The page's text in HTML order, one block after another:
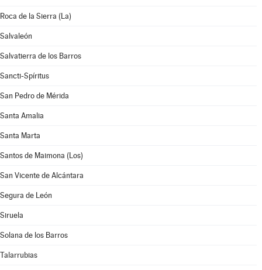
Roca de la Sierra (La)
Salvaleón
Salvatierra de los Barros
Sancti-Spíritus
San Pedro de Mérida
Santa Amalia
Santa Marta
Santos de Maimona (Los)
San Vicente de Alcántara
Segura de León
Siruela
Solana de los Barros
Talarrubias